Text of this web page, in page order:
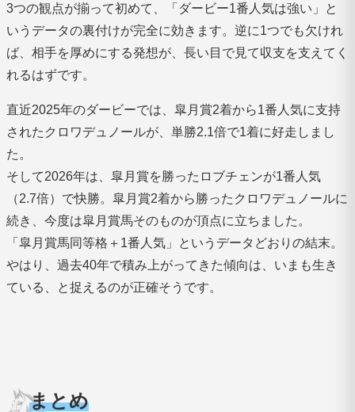
3つの観点が揃って初めて、「ダービー1番人気は強い」と
いうデータの裏付けが完全に効きます。逆に1つでも欠けれ
ば、相手を厚めにする発想が、長い目で見て収支を支えてく
れるはずです。
直近2025年のダービーでは、皐月賞2着から1番人気に支持
されたクロワデュノールが、単勝2.1倍で1着に好走しまし
た。
そして2026年は、皐月賞を勝ったロブチェンが1番人気
（2.7倍）で快勝。皐月賞2着から勝ったクロワデュノールに
続き、今度は皐月賞馬そのものが頂点に立ちました。
「皐月賞馬同等格＋1番人気」というデータどおりの結末。
やはり、過去40年で積み上がってきた傾向は、いまも生き
ている、と捉えるのが正確そうです。
まとめ